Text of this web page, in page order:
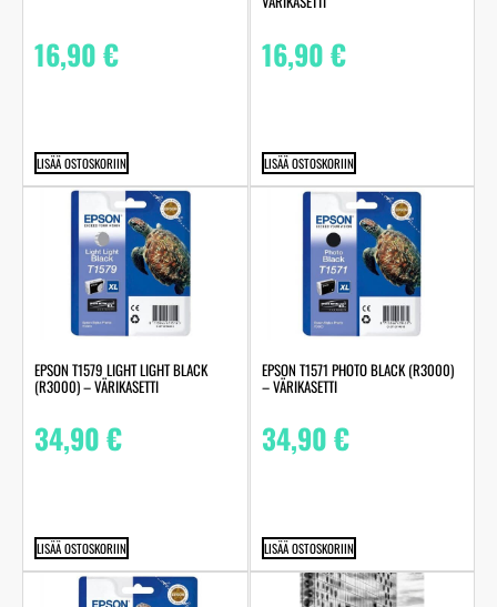
16,90€
LISÄÄ OSTOSKORIIN
16,90€
LISÄÄ OSTOSKORIIN
EPSON T1579 LIGHT LIGHT BLACK
(R3000) – VÄRIKASETTI
34,90€
LISÄÄ OSTOSKORIIN
EPSON T1571 PHOTO BLACK (R3000)
– VÄRIKASETTI
34,90€
LISÄÄ OSTOSKORIIN